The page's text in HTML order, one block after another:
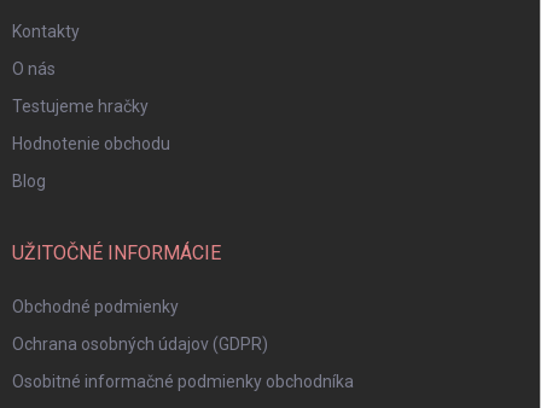
Kontakty
O nás
Testujeme hračky
Hodnotenie obchodu
Blog
UŽITOČNÉ INFORMÁCIE
Obchodné podmienky
Ochrana osobných údajov (GDPR)
Osobitné informačné podmienky obchodníka